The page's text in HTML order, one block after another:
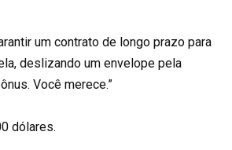
um contrato de longo prazo para
deslizando um envelope pela
Você merece.”
dólares.